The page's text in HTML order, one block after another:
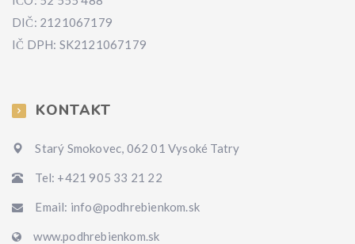
DIČ: 2121067179
IČ DPH: SK2121067179
KONTAKT
Starý Smokovec, 062 01 Vysoké Tatry
Tel: +421 905 33 21 22
Email: info@podhrebienkom.sk
www.podhrebienkom.sk